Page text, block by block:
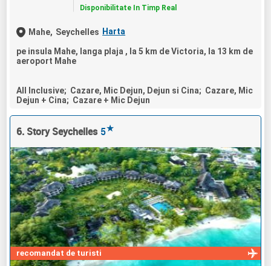
Disponibilitate In Timp Real
Mahe, Seychelles Harta
pe insula Mahe, langa plaja , la 5 km de Victoria, la 13 km de
aeroport Mahe
All Inclusive; Cazare, Mic Dejun, Dejun si Cina; Cazare, Mic
Dejun + Cina; Cazare + Mic Dejun
6. Story Seychelles 5★
recomandat de turisti